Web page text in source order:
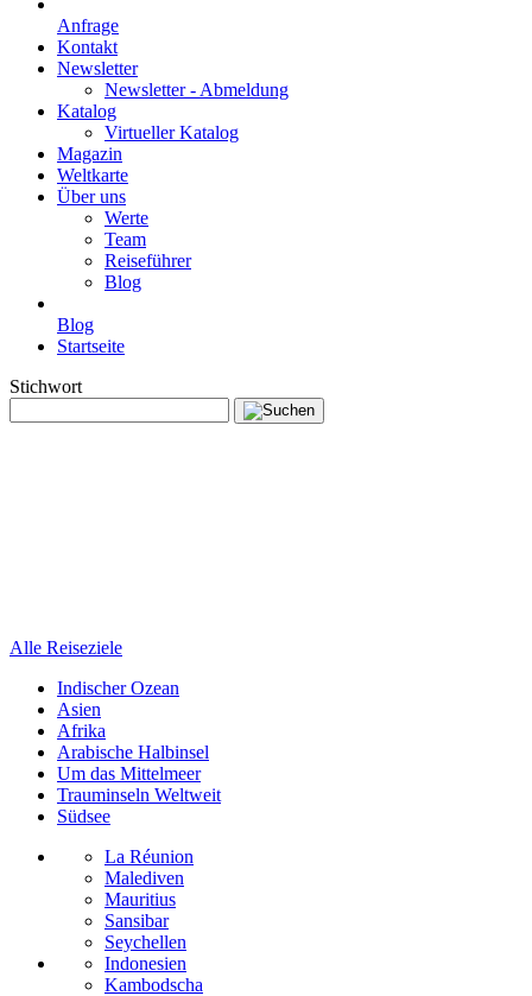
Anfrage
Kontakt
Newsletter
Newsletter - Abmeldung
Katalog
Virtueller Katalog
Magazin
Weltkarte
Über uns
Werte
Team
Reiseführer
Blog
Blog
Startseite
Stichwort
Alle Reiseziele
Indischer Ozean
Asien
Afrika
Arabische Halbinsel
Um das Mittelmeer
Trauminseln Weltweit
Südsee
La Réunion
Malediven
Mauritius
Sansibar
Seychellen
Indonesien
Kambodscha